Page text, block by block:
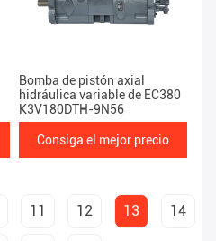
Bomba de pistón axial
hidráulica variable de EC380
K3V180DTH-9N56
Consiga el mejor precio
11 12 13 14